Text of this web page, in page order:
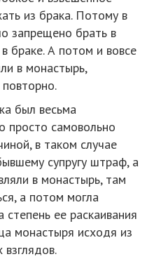
из брака. Потому в
запрещено брать в
браке. А потом и вовсе
в монастырь,
был весьма
просто самовольно
в таком случае
супругу штраф, а
в монастырь, там
а потом могла
ее раскаивания
монастыря исходя из
взглядов.